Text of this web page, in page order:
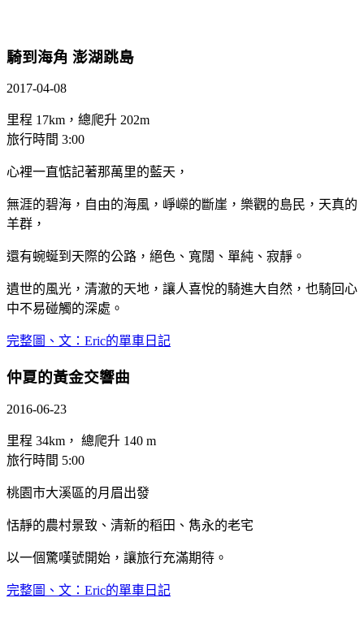
騎到海角 澎湖跳島
2017-04-08
里程 17km，總爬升 202m
旅行時間 3:00
心裡一直惦記著那萬里的藍天，
無涯的碧海，自由的海風，崢嶸的斷崖，樂觀的島民，天真的
羊群，
還有蜿蜒到天際的公路，絕色、寬闊、單純、寂靜。
遺世的風光，清澈的天地，讓人喜悅的騎進大自然，也騎回心
中不易碰觸的深處。
完整圖、文：Eric的單車日記
仲夏的黃金交響曲
2016-06-23
里程 34km， 總爬升 140 m
旅行時間 5:00
桃園市大溪區的月眉出發
恬靜的農村景致、清新的稻田、雋永的老宅
以一個驚嘆號開始，讓旅行充滿期待。
完整圖、文：Eric的單車日記